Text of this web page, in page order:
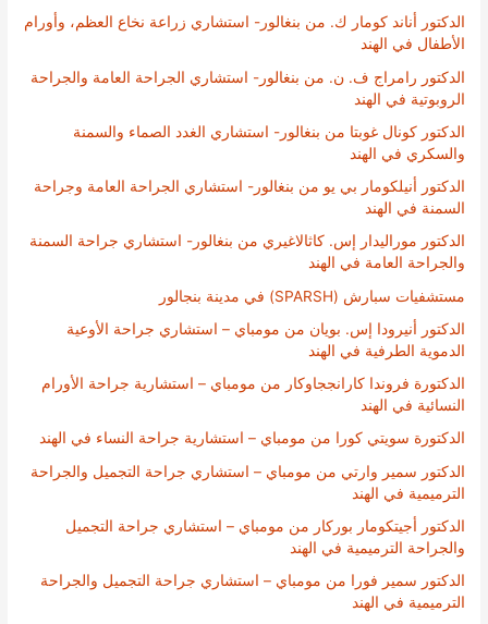
الدكتور أناند كومار ك. من بنغالور- استشاري زراعة نخاع العظم، وأورام
الأطفال في الهند
الدكتور رامراج ف. ن. من بنغالور- استشاري الجراحة العامة والجراحة
الروبوتية في الهند
الدكتور كونال غوبتا من بنغالور- استشاري الغدد الصماء والسمنة
والسكري في الهند
الدكتور أنيلكومار بي يو من بنغالور- استشاري الجراحة العامة وجراحة
السمنة في الهند
الدكتور موراليدار إس. كاثالاغيري من بنغالور- استشاري جراحة السمنة
والجراحة العامة في الهند
مستشفيات سبارش (SPARSH) في مدينة بنجالور
الدكتور أنيرودا إس. بويان من مومباي – استشاري جراحة الأوعية
الدموية الطرفية في الهند
الدكتورة فروندا كارانججاوكار من مومباي – استشارية جراحة الأورام
النسائية في الهند
الدكتورة سويتي كورا من مومباي – استشارية جراحة النساء في الهند
الدكتور سمير وارتي من مومباي – استشاري جراحة التجميل والجراحة
الترميمية في الهند
الدكتور أجيتكومار بوركار من مومباي – استشاري جراحة التجميل
والجراحة الترميمية في الهند
الدكتور سمير فورا من مومباي – استشاري جراحة التجميل والجراحة
الترميمية في الهند